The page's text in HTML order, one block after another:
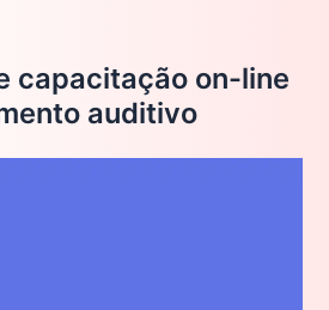
capacitação on-line
auditivo